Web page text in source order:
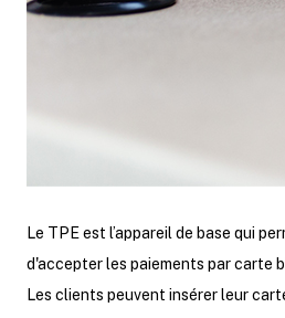
Le TPE est l’appareil de base qui
d'accepter les paiements par carte
Les clients peuvent insérer leur